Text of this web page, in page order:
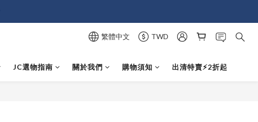
繁體中文 TWD
JC選物指南 關於我們 購物須知 出清特賣⚡️2折起